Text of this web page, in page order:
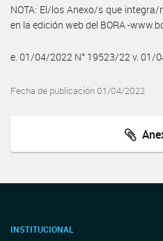
NOTA: El/los Anexo/s que
en la edición web del BORA -
e. 01/04/2022 N° 19523/22 v. 01/
Fecha de publicación 01/04/2022
INSTITUCIONAL